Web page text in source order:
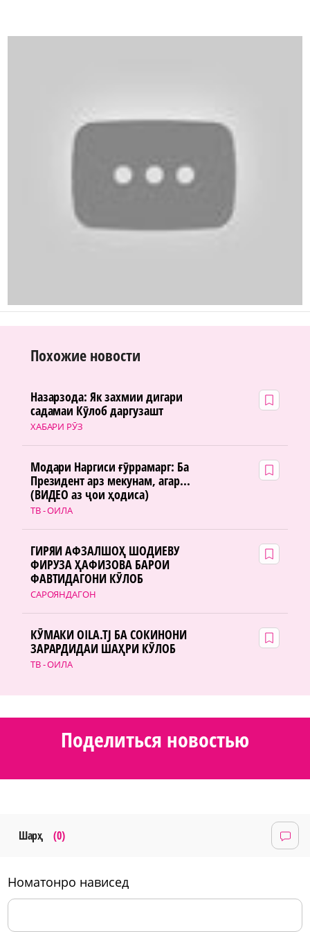
Похожие новости
ХАБАРИ РӮЗ
Назарзода: Як захмии дигари
садамаи Кӯлоб даргузашт
ТВ - ОИЛА
Модари Наргиси ғӯррамарг: Ба
Президент арз мекунам, агар...
(ВИДЕО аз ҷои ҳодиса)
САРОЯНДАГОН
ГИРЯИ АФЗАЛШОҲ ШОДИЕВУ
ФИРУЗА ҲАФИЗОВА БАРОИ
ФАВТИДАГОНИ КӮЛОБ
ТВ - ОИЛА
КӮМАКИ OILA.TJ БА СОКИНОНИ
ЗАРАРДИДАИ ШАҲРИ КӮЛОБ
Поделиться новостью
Шарҳ (0)
номатонро нависед